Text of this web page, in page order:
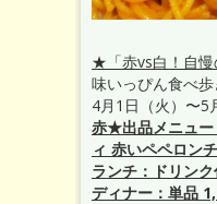
★「赤vs白！自慢
味いっぴん食べ歩
4月1日（火）〜5
赤★出品メニュー
ィ 赤いペペロン
ランチ：ドリン
ディナー：単品